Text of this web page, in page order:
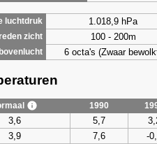
luchtdruk 1.018,9 hPa
zicht 100 - 200m
6 octa's (Zwaar
1990
3,6 5,7
3,9 7,6 -